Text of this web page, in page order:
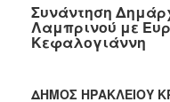
2022
2021
Συνάντηση
Λαμπρινού με
Κεφαλογιάννη
ΔΗΜΟΣ ΗΡΑΚΛΕΙΟΥ